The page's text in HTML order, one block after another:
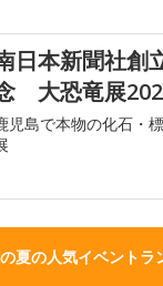
日本新聞社創
大恐竜展
児島で本物の化石・
夏の人気イベントラ